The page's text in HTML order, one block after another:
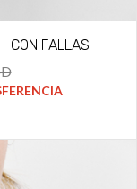
CON FALLAS